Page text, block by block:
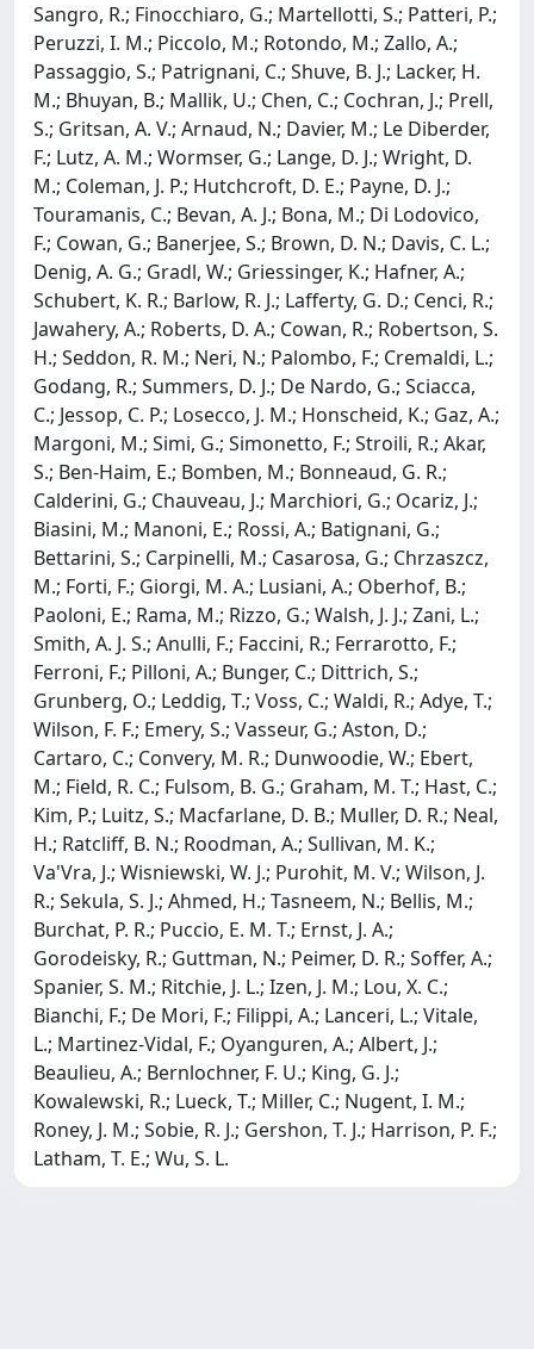
Sangro, R.; Finocchiaro, G.; Martellotti, S.; Patteri, P.;
Peruzzi, I. M.; Piccolo, M.; Rotondo, M.; Zallo, A.;
Passaggio, S.; Patrignani, C.; Shuve, B. J.; Lacker, H.
M.; Bhuyan, B.; Mallik, U.; Chen, C.; Cochran, J.; Prell,
S.; Gritsan, A. V.; Arnaud, N.; Davier, M.; Le Diberder,
F.; Lutz, A. M.; Wormser, G.; Lange, D. J.; Wright, D.
M.; Coleman, J. P.; Hutchcroft, D. E.; Payne, D. J.;
Touramanis, C.; Bevan, A. J.; Bona, M.; Di Lodovico,
F.; Cowan, G.; Banerjee, S.; Brown, D. N.; Davis, C. L.;
Denig, A. G.; Gradl, W.; Griessinger, K.; Hafner, A.;
Schubert, K. R.; Barlow, R. J.; Lafferty, G. D.; Cenci, R.;
Jawahery, A.; Roberts, D. A.; Cowan, R.; Robertson, S.
H.; Seddon, R. M.; Neri, N.; Palombo, F.; Cremaldi, L.;
Godang, R.; Summers, D. J.; De Nardo, G.; Sciacca,
C.; Jessop, C. P.; Losecco, J. M.; Honscheid, K.; Gaz, A.;
Margoni, M.; Simi, G.; Simonetto, F.; Stroili, R.; Akar,
S.; Ben-Haim, E.; Bomben, M.; Bonneaud, G. R.;
Calderini, G.; Chauveau, J.; Marchiori, G.; Ocariz, J.;
Biasini, M.; Manoni, E.; Rossi, A.; Batignani, G.;
Bettarini, S.; Carpinelli, M.; Casarosa, G.; Chrzaszcz,
M.; Forti, F.; Giorgi, M. A.; Lusiani, A.; Oberhof, B.;
Paoloni, E.; Rama, M.; Rizzo, G.; Walsh, J. J.; Zani, L.;
Smith, A. J. S.; Anulli, F.; Faccini, R.; Ferrarotto, F.;
Ferroni, F.; Pilloni, A.; Bunger, C.; Dittrich, S.;
Grunberg, O.; Leddig, T.; Voss, C.; Waldi, R.; Adye, T.;
Wilson, F. F.; Emery, S.; Vasseur, G.; Aston, D.;
Cartaro, C.; Convery, M. R.; Dunwoodie, W.; Ebert,
M.; Field, R. C.; Fulsom, B. G.; Graham, M. T.; Hast, C.;
Kim, P.; Luitz, S.; Macfarlane, D. B.; Muller, D. R.; Neal,
H.; Ratcliff, B. N.; Roodman, A.; Sullivan, M. K.;
Va'Vra, J.; Wisniewski, W. J.; Purohit, M. V.; Wilson, J.
R.; Sekula, S. J.; Ahmed, H.; Tasneem, N.; Bellis, M.;
Burchat, P. R.; Puccio, E. M. T.; Ernst, J. A.;
Gorodeisky, R.; Guttman, N.; Peimer, D. R.; Soffer, A.;
Spanier, S. M.; Ritchie, J. L.; Izen, J. M.; Lou, X. C.;
Bianchi, F.; De Mori, F.; Filippi, A.; Lanceri, L.; Vitale,
L.; Martinez-Vidal, F.; Oyanguren, A.; Albert, J.;
Beaulieu, A.; Bernlochner, F. U.; King, G. J.;
Kowalewski, R.; Lueck, T.; Miller, C.; Nugent, I. M.;
Roney, J. M.; Sobie, R. J.; Gershon, T. J.; Harrison, P. F.;
Latham, T. E.; Wu, S. L.